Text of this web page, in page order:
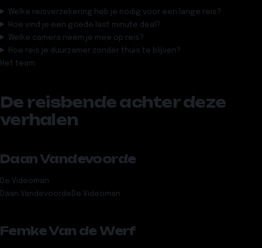
Welke reisverzekering heb je nodig voor een lange reis?
Hoe vind je een goede last minute deal?
Welke camera neem je mee op reis?
Hoe reis je duurzamer zonder thuis te blijven?
Het team
De reisbende achter deze
verhalen
Daan Vandevoorde
De Videoman
Daan Vandevoorde De Videoman
Femke Van de Werf